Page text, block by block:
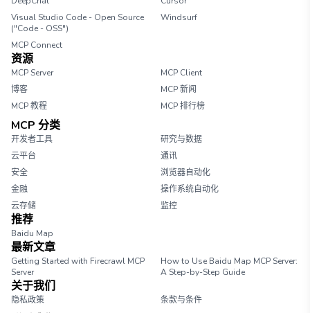
Visual Studio Code - Open Source
("Code - OSS")
Windsurf
MCP Connect
资源
MCP Server
MCP Client
博客
MCP 新闻
MCP 教程
MCP 排行榜
MCP 分类
开发者工具
研究与数据
云平台
通讯
安全
浏览器自动化
金融
操作系统自动化
云存储
监控
推荐
Baidu Map
最新文章
Getting Started with Firecrawl MCP
Server
How to Use Baidu Map MCP Server:
A Step-by-Step Guide
关于我们
隐私政策 条款与条件